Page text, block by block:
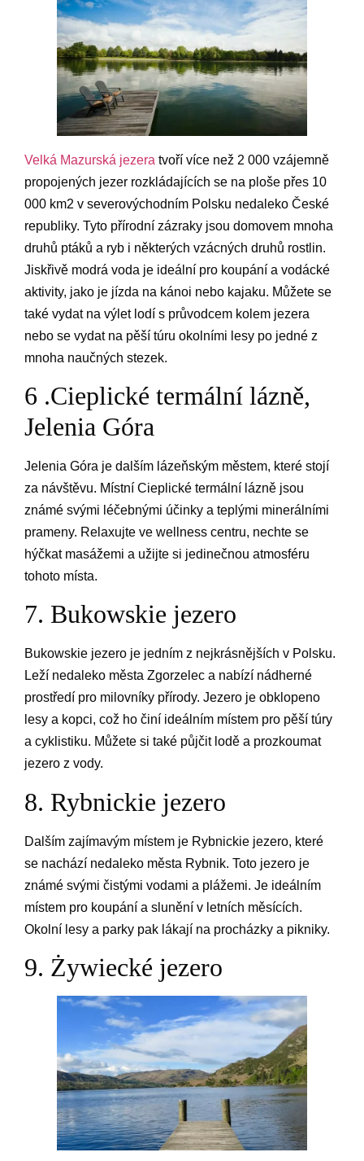
Velká Mazurská jezera tvoří více než 2 000 vzájemně
propojených jezer rozkládajících se na ploše přes 10
000 km2 v severovýchodním Polsku nedaleko České
republiky. Tyto přírodní zázraky jsou domovem mnoha
druhů ptáků a ryb i některých vzácných druhů rostlin.
Jiskřivě modrá voda je ideální pro koupání a vodácké
aktivity, jako je jízda na kánoi nebo kajaku. Můžete se
také vydat na výlet lodí s průvodcem kolem jezera
nebo se vydat na pěší túru okolními lesy po jedné z
mnoha naučných stezek.
6 .Cieplické termální lázně,
Jelenia Góra
Jelenia Góra je dalším lázeňským městem, které stojí
za návštěvu. Místní Cieplické termální lázně jsou
známé svými léčebnými účinky a teplými minerálními
prameny. Relaxujte ve wellness centru, nechte se
hýčkat masážemi a užijte si jedinečnou atmosféru
tohoto místa.
7. Bukowskie jezero
Bukowskie jezero je jedním z nejkrásnějších v Polsku.
Leží nedaleko města Zgorzelec a nabízí nádherné
prostředí pro milovníky přírody. Jezero je obklopeno
lesy a kopci, což ho činí ideálním místem pro pěší túry
a cyklistiku. Můžete si také půjčit lodě a prozkoumat
jezero z vody.
8. Rybnickie jezero
Dalším zajímavým místem je Rybnickie jezero, které
se nachází nedaleko města Rybnik. Toto jezero je
známé svými čistými vodami a plážemi. Je ideálním
místem pro koupání a slunění v letních měsících.
Okolní lesy a parky pak lákají na procházky a pikniky.
9. Żywiecké jezero